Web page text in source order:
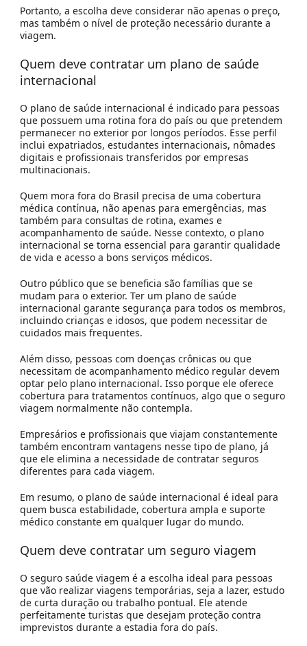
Portanto, a escolha deve considerar não apenas o preço,
mas também o nível de proteção necessário durante a
viagem.
Quem deve contratar um plano de saúde
internacional
O plano de saúde internacional é indicado para pessoas
que possuem uma rotina fora do país ou que pretendem
permanecer no exterior por longos períodos. Esse perfil
inclui expatriados, estudantes internacionais, nômades
digitais e profissionais transferidos por empresas
multinacionais.
Quem mora fora do Brasil precisa de uma cobertura
médica contínua, não apenas para emergências, mas
também para consultas de rotina, exames e
acompanhamento de saúde. Nesse contexto, o plano
internacional se torna essencial para garantir qualidade
de vida e acesso a bons serviços médicos.
Outro público que se beneficia são famílias que se
mudam para o exterior. Ter um plano de saúde
internacional garante segurança para todos os membros,
incluindo crianças e idosos, que podem necessitar de
cuidados mais frequentes.
Além disso, pessoas com doenças crônicas ou que
necessitam de acompanhamento médico regular devem
optar pelo plano internacional. Isso porque ele oferece
cobertura para tratamentos contínuos, algo que o seguro
viagem normalmente não contempla.
Empresários e profissionais que viajam constantemente
também encontram vantagens nesse tipo de plano, já
que ele elimina a necessidade de contratar seguros
diferentes para cada viagem.
Em resumo, o plano de saúde internacional é ideal para
quem busca estabilidade, cobertura ampla e suporte
médico constante em qualquer lugar do mundo.
Quem deve contratar um seguro viagem
O seguro saúde viagem é a escolha ideal para pessoas
que vão realizar viagens temporárias, seja a lazer, estudo
de curta duração ou trabalho pontual. Ele atende
perfeitamente turistas que desejam proteção contra
imprevistos durante a estadia fora do país.